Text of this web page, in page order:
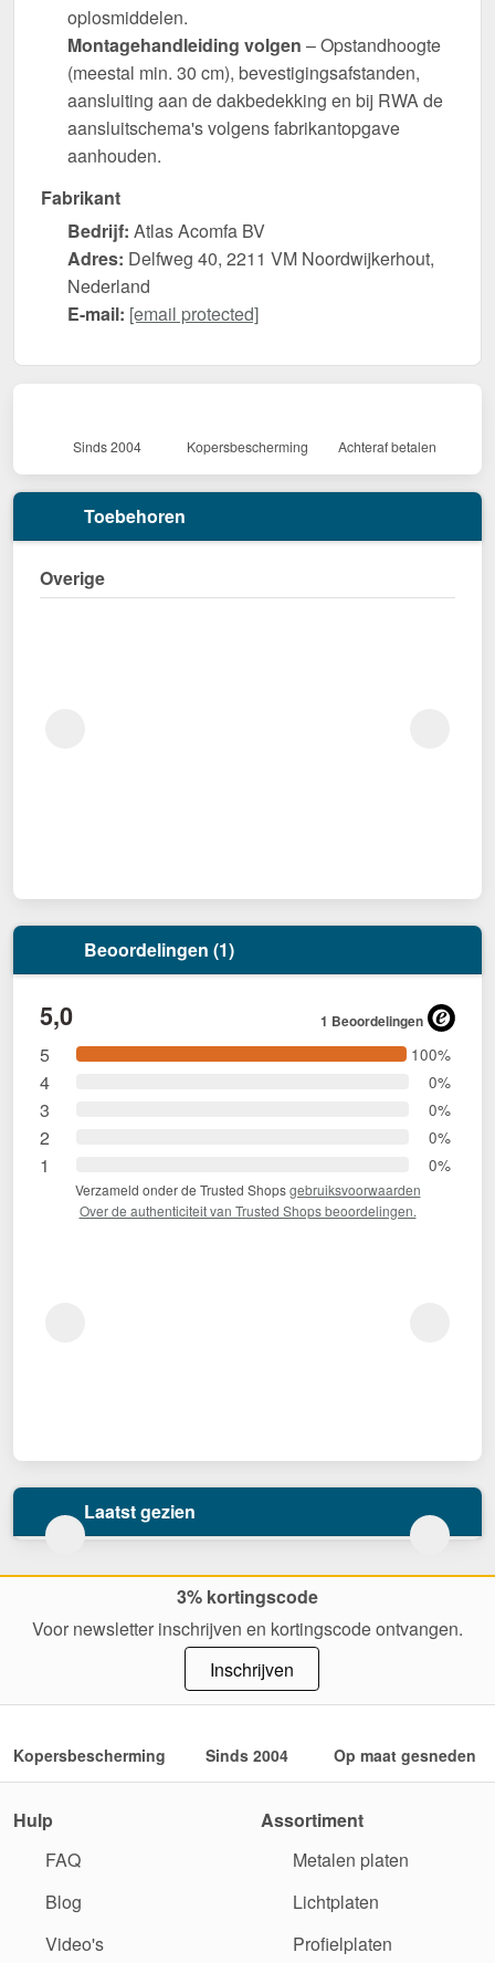
oplosmiddelen.
Montagehandleiding volgen – Opstandhoogte
(meestal min. 30 cm), bevestigingsafstanden,
aansluiting aan de dakbedekking en bij RWA de
aansluitschema's volgens fabrikantopgave
aanhouden.
Fabrikant
Bedrijf: Atlas Acomfa BV
Adres: Delfweg 40, 2211 VM Noordwijkerhout,
Nederland
E-mail: [email protected]
Sinds 2004 Kopersbescherming Achteraf betalen
Toebehoren
Overige
Beoordelingen (1)
5,0 1 Beoordelingen
5 100%
4 0%
3 0%
2 0%
1 0%
Verzameld onder de Trusted Shopsgebruiksvoorwaarden
Over de authenticiteit van Trusted Shops beoordelingen.
Laatst gezien
3% kortingscode
Voor newsletter inschrijven en kortingscode ontvangen.
Inschrijven
Kopersbescherming Sinds 2004 Op maat gesneden
Hulp
FAQ
Blog
Video's
Assortiment
Metalen platen
Lichtplaten
Profielplaten